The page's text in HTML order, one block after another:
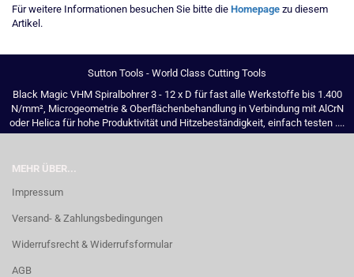
Für weitere Informationen besuchen Sie bitte die Homepage zu diesem
Artikel.
Sutton Tools - World Class Cutting Tools
Black Magic VHM Spiralbohrer 3 - 12 x D für fast alle Werkstoffe bis 1.400
N/mm², Microgeometrie & Oberflächenbehandlung in Verbindung mit AlCrN
oder Helica für hohe Produktivität und Hitzebeständigkeit, einfach testen ....
MEHR ÜBER...
Impressum
Versand- & Zahlungsbedingungen
Widerrufsrecht & Widerrufsformular
AGB